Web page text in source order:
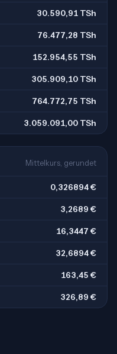
30.590,91 TSh
76.477,28 TSh
152.954,55 TSh
305.909,10 TSh
764.772,75 TSh
3.059.091,00 TSh
Mittelkurs, gerundet
0,326894 €
3,2689 €
16,3447 €
32,6894 €
163,45 €
326,89 €